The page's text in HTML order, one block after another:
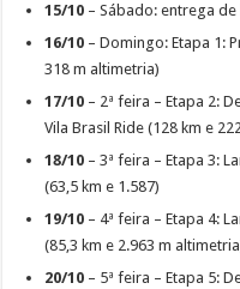
15/10 – Sábado: entrega de
16/10 – Domingo: Etapa 1:
318 m altimetria)
17/10 – 2ª feira – Etapa 2:
Vila Brasil Ride (128 km e
18/10 – 3ª feira – Etapa 3:
(63,5 km e 1.587)
19/10 – 4ª feira – Etapa 4:
(85,3 km e 2.963 m
20/10 – 5ª feira – Etapa 5: